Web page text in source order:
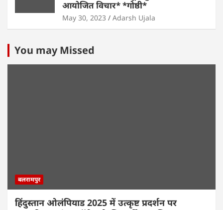
आयोजित विचार* *गोष्ठी*
May 30, 2023 Adarsh Ujala
You may Missed
बलरामपुर
हिंदुस्तान ओलंपियाड 2025 में उत्कृष्ट प्रदर्शन पर